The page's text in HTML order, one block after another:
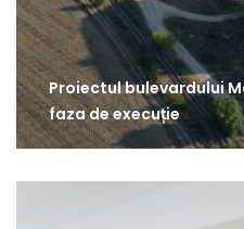
Proiectul bulevardului
faza de execuție